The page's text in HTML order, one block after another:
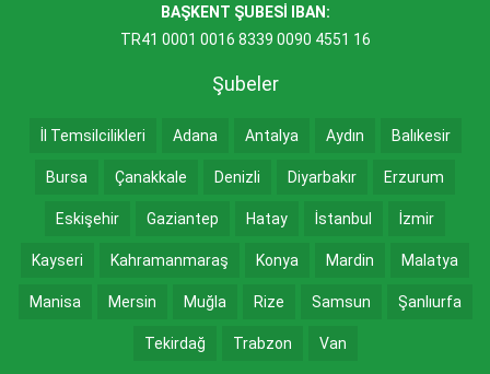
BAŞKENT ŞUBESİ IBAN:
TR41 0001 0016 8339 0090 4551 16
Şubeler
İl Temsilcilikleri Adana Antalya Aydın Balıkesir
Bursa Çanakkale Denizli Diyarbakır Erzurum
Eskişehir Gaziantep Hatay İstanbul İzmir
Kayseri Kahramanmaraş Konya Mardin Malatya
Manisa Mersin Muğla Rize Samsun Şanlıurfa
Tekirdağ Trabzon Van